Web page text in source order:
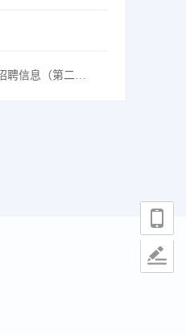
长春新区企业线上招聘信息（第二十五期）